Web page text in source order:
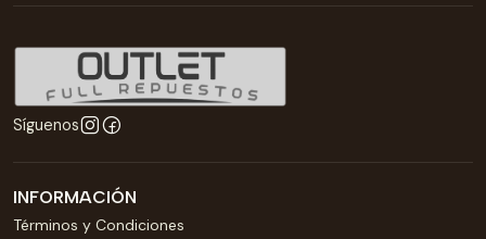
Síguenos
INFORMACIÓN
Términos y Condiciones